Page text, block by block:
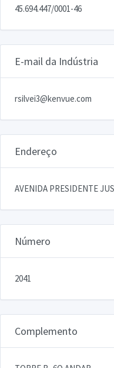
45.694.447/0001-46
E-mail da Indústria
rsilvei3@kenvue.com
Endereço
AVENIDA PRESIDENTE
Número
2041
Complemento